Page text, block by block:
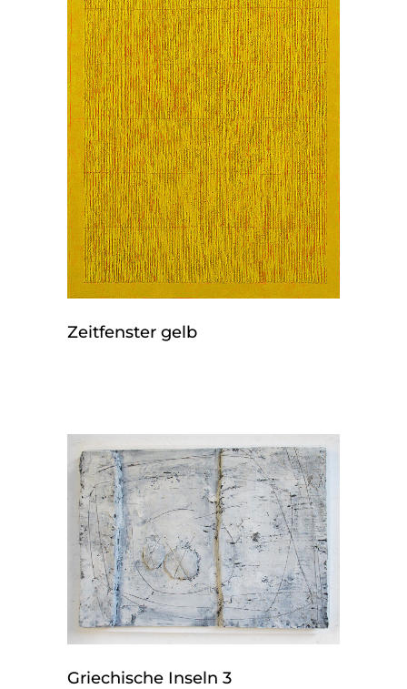
Zeitfenster gelb
Griechische Inseln 3